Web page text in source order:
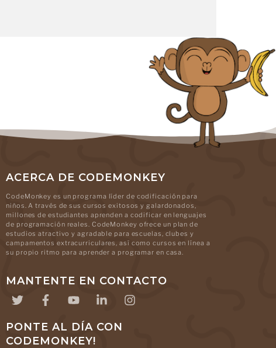
ACERCA DE CODEMONKEY
CodeMonkey es un programa líder de codificación para
niños. A través de sus cursos exitosos y galardonados,
millones de estudiantes aprenden a codificar en lenguajes
de programación reales. CodeMonkey ofrece un plan de
estudios atractivo y agradable para escuelas, clubes y
campamentos extracurriculares, así como cursos en línea a
su propio ritmo para aprender a programar en casa.
MANTENTE EN CONTACTO
PONTE AL DÍA CON
CODEMONKEY!